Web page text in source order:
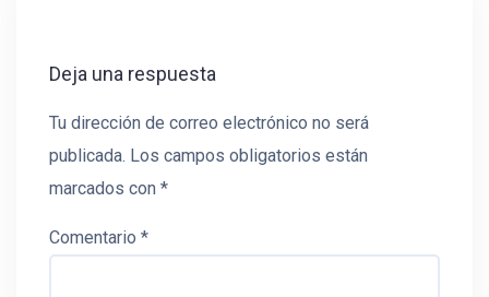
Deja una respuesta
Tu dirección de correo electrónico no será
publicada. Los campos obligatorios están
marcados con *
Comentario *